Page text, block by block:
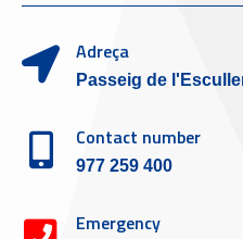
Adreça
Passeig de
Contact number
977 259 400
Emergency